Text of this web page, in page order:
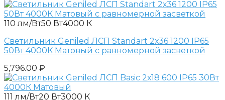
110 лм/Вт50 Вт4000 К
Светильник Geniled ЛСП Standart 2х36 1200 IP65
50Вт 4000К Матовый с равномерной засветкой
5,796.00 ₽
111 лм/Вт20 Вт3000 К